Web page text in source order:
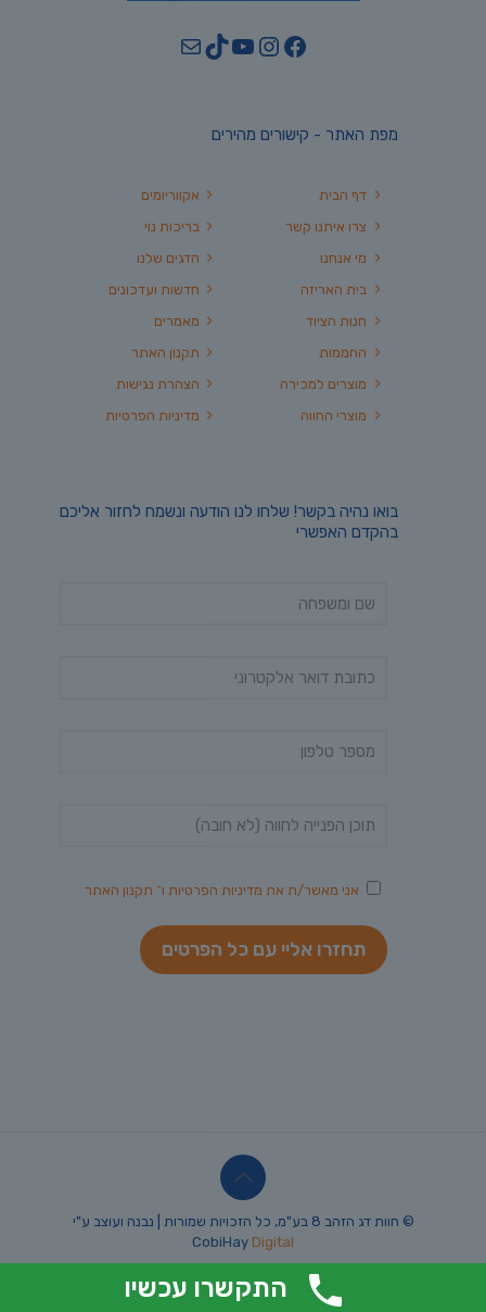
Facebook
Instagram
YouTube
TikTok
Mail
מפת האתר - קישורים מהירים
אקווריומים
בריכות נוי
הדגים שלנו
חדשות ועדכונים
מאמרים
תקנון האתר
הצהרת נגישות
מדיניות הפרטיות
דף הבית
צרו איתנו קשר
מי אנחנו
בית האריזה
חנות הציוד
החממות
מוצרים למכירה
מוצרי החווה
בואו נהיה בקשר! שלחו לנו הודעה ונשמח לחזור אליכם
בהקדם האפשרי
אני מאשר/ת את מדיניות הפרטיותו־ תקנון האתר
© חוות דג הזהב 8 בע"מ, כל הזכויות שמורות | נבנה ועוצב ע"י
CobiHay Digital
התקשרו עכשיו